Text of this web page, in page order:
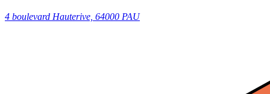
4 boulevard Hauterive, 64000 PAU